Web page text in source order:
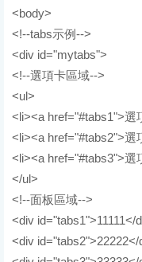
<body>
<!--tabs示例-->
<div id="mytabs">
<!--選項卡區域-->
<ul>
<li><a href="#tabs1">選
<li><a href="#tabs2">選
<li><a href="#tabs3">選
</ul>
<!--面板區域-->
<div id="tabs1">11111</
<div id="tabs2">22222</